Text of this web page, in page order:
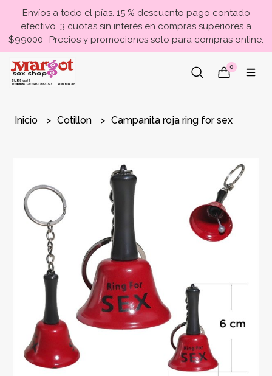
Envíos a todo el pías. 15 % descuento pago contado
efectivo. 3 cuotas sin interés en compras superiores a
$99000- Precios y promociones solo para compras online.
0
Inicio Cotillon Campanita roja ring for sex